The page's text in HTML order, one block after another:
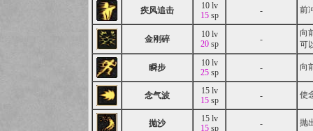
疾风追击
10 lv
15sp - 前
金刚碎
10 lv
20sp -
向
可
瞬步
10 lv
25sp - 向
念气波
15 lv
15sp - 使
抛沙
15 lv
15sp - 抛